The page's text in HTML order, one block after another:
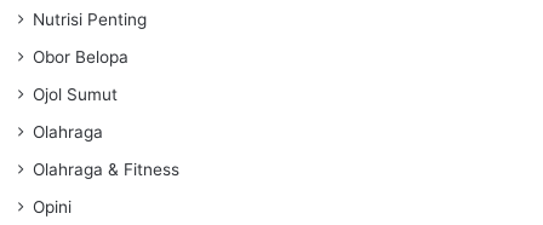
Nutrisi Penting
Obor Belopa
Ojol Sumut
Olahraga
Olahraga & Fitness
Opini